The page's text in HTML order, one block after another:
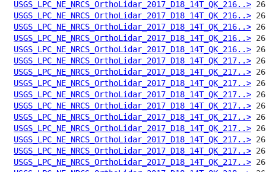
USGS_LPC_NE_NRCS_OrthoLidar_2017_D18_14T_QK_216..>
USGS_LPC_NE_NRCS_OrthoLidar_2017_D18_14T_QK_216..>
USGS_LPC_NE_NRCS_OrthoLidar_2017_D18_14T_QK_216..>
USGS_LPC_NE_NRCS_OrthoLidar_2017_D18_14T_QK_216..>
USGS_LPC_NE_NRCS_OrthoLidar_2017_D18_14T_QK_216..>
USGS_LPC_NE_NRCS_OrthoLidar_2017_D18_14T_QK_217..>
USGS_LPC_NE_NRCS_OrthoLidar_2017_D18_14T_QK_217..>
USGS_LPC_NE_NRCS_OrthoLidar_2017_D18_14T_QK_217..>
USGS_LPC_NE_NRCS_OrthoLidar_2017_D18_14T_QK_217..>
USGS_LPC_NE_NRCS_OrthoLidar_2017_D18_14T_QK_217..>
USGS_LPC_NE_NRCS_OrthoLidar_2017_D18_14T_QK_217..>
USGS_LPC_NE_NRCS_OrthoLidar_2017_D18_14T_QK_217..>
USGS_LPC_NE_NRCS_OrthoLidar_2017_D18_14T_QK_217..>
USGS_LPC_NE_NRCS_OrthoLidar_2017_D18_14T_QK_217..>
USGS_LPC_NE_NRCS_OrthoLidar_2017_D18_14T_QK_217..>